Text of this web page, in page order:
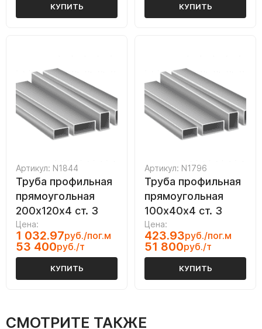
КУПИТЬ КУПИТЬ
Артикул: N1844
Труба профильная
прямоугольная
200х120х4 ст. 3
Цена:
1 032.97руб./пог.м
53 400руб./т
КУПИТЬ
Артикул: N1796
Труба профильная
прямоугольная
100х40х4 ст. 3
Цена:
423.93руб./пог.м
51 800руб./т
КУПИТЬ
СМОТРИТЕ ТАКЖЕ